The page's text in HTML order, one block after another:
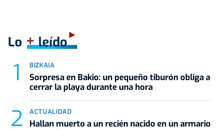
Lo +leído
BIZKAIA
Sorpresa en Bakio: un pequeño tiburón obliga a
cerrar la playa durante una hora
ACTUALIDAD
Hallan muerto a un recién nacido en un armario